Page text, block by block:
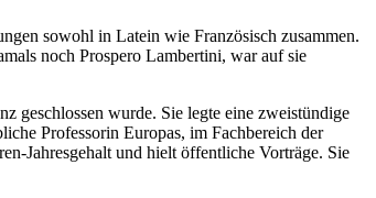
sowohl in Latein wie Französisch zusammen.
noch Prospero Lambertini, war auf sie
geschlossen wurde. Sie legte eine zweistündige
Professorin Europas, im Fachbereich der
Jahresgehalt und hielt öffentliche Vorträge. Sie